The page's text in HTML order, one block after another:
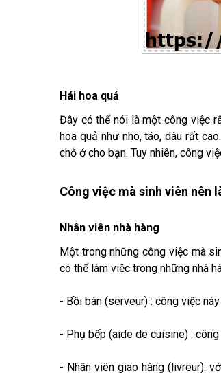
Hái hoa quả
Đây có thể nói là một công việc
hoa quả như nho, táo, dâu rất
chỗ ở cho bạn. Tuy nhiên, công
Công việc mà sinh viên nên
Nhân viên nhà hàng
Một trong những công việc mà
có thể làm việc trong những nhà
- Bồi bàn (serveur) : công việc
- Phụ bếp (aide de cuisine) :
- Nhân viên giao hàng (livreur):